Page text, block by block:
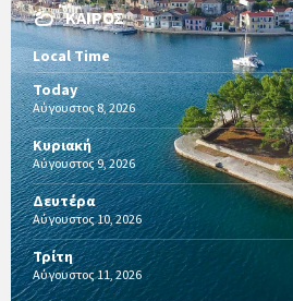
ΚΑΙΡΌΣ
Local Time
Today
Αύγουστος 8, 2026
Κυριακή
Αύγουστος 9, 2026
Δευτέρα
Αύγουστος 10, 2026
Τρίτη
Αύγουστος 11, 2026